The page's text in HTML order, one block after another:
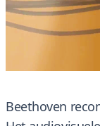
Beethoven